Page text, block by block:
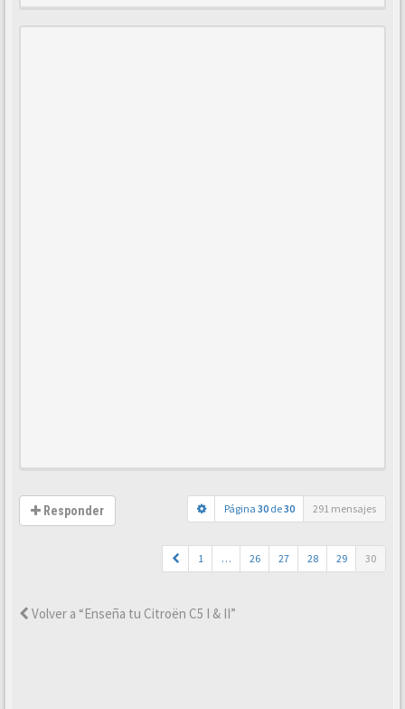
Responder Página 30 de30 291 mensajes
1 … 26 27 28 29 30
Volver a “Enseña tu Citroën C5 I & II”